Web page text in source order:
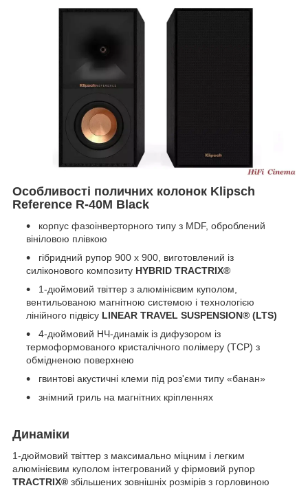
Особливості поличних колонок Klipsch
Reference R-40M Black
корпус фазоінверторного типу з MDF, оброблений
вініловою плівкою
гібридний рупор 900 x 900 , виготовлений із
силіконового композиту HYBRID TRACTRIX®
1-дюймовий твіттер з алюмінієвим куполом,
вентильованою магнітною системою і технологією
лінійного підвісу LINEAR TRAVEL SUSPENSION® (LTS)
4-дюймовий НЧ-динамік із дифузором із
термоформованого кристалічного полімеру (TCP) з
обмідненою поверхнею
гвинтові акустичні клеми під роз'єми типу «банан»
знімний гриль на магнітних кріпленнях
Динаміки
1-дюймовий твіттер з максимально міцним і легким
алюмінієвим куполом інтегрований у фірмовий рупор
TRACTRIX® збільшених зовнішніх розмірів з горловиною